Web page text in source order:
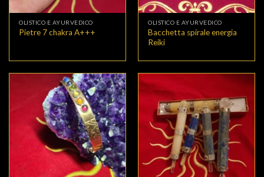
OLISTICO E AYURVEDICO
Pietre 7 chakra A+++
OLISTICO E AYURVEDICO
Bacchetta spirale energia
Reiki